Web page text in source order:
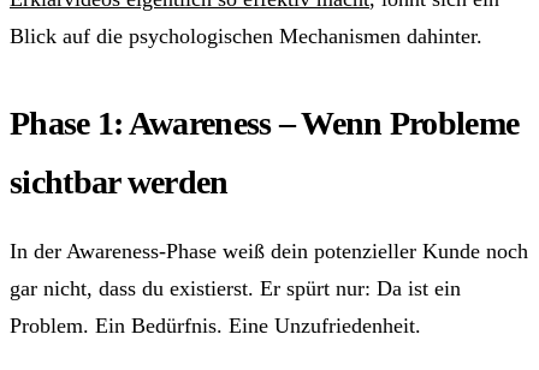
Blick auf die psychologischen Mechanismen dahinter.
Phase 1: Awareness – Wenn Probleme
sichtbar werden
In der Awareness-Phase weiß dein potenzieller Kunde noch
gar nicht, dass du existierst. Er spürt nur: Da ist ein
Problem. Ein Bedürfnis. Eine Unzufriedenheit.